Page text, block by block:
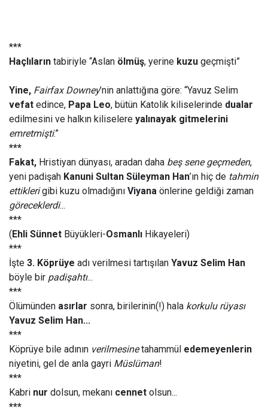
***
Haçlıların tabiriyle “Aslan ölmüş, yerine kuzu geçmişti”
Yine, Fairfax Downey’nin anlattığına göre: “Yavuz Selim
vefat edince, Papa Leo, bütün Katolik kiliselerinde dualar
edilmesini ve halkın kiliselere yalınayak gitmelerini
emretmişti.”
***
Fakat, Hristiyan dünyası, aradan daha beş sene geçmeden,
yeni padişah Kanuni Sultan Süleyman Han’ın hiç de tahmin
ettikleri gibi kuzu olmadığını Viyana önlerine geldiği zaman
göreceklerdi...
***
(Ehli Sünnet Büyükleri-Osmanlı Hikayeleri)
***
İşte 3. Köprüye adı verilmesi tartışılan Yavuz Selim Han
böyle bir padişahtı...
***
Ölümünden asırlar sonra, birilerinin(!) hala korkulu rüyası
Yavuz Selim Han...
***
Köprüye bile adının verilmesine tahammül edemeyenlerin
niyetini, gel de anla gayri Müslüman!
***
Kabri nur dolsun, mekanı cennet olsun...
***